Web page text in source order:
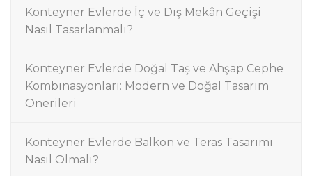
Konteyner Evlerde İç ve Dış Mekân Geçişi
Nasıl Tasarlanmalı?
Konteyner Evlerde Doğal Taş ve Ahşap Cephe
Kombinasyonları: Modern ve Doğal Tasarım
Önerileri
Konteyner Evlerde Balkon ve Teras Tasarımı
Nasıl Olmalı?